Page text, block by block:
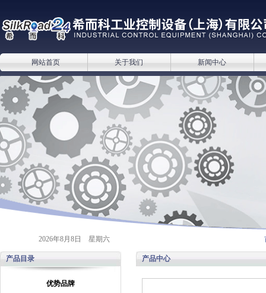
网站首页 关于我们 新闻中心
2026年8月8日 星期六
产品目录
优势品牌
产品中心